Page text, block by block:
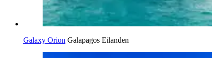
Galaxy Orion Galapagos Eilanden